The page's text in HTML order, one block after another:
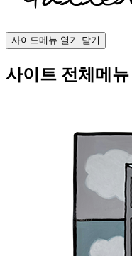
사이드메뉴 열기 닫기
사이트 전체메뉴